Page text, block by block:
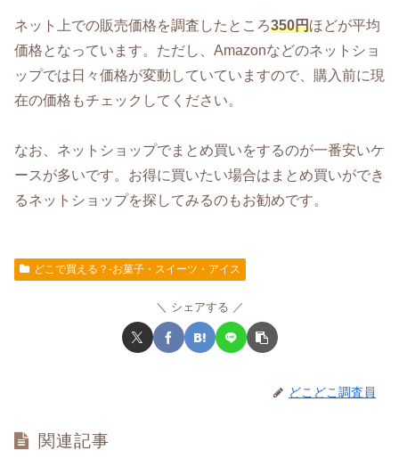
ネット上での販売価格を調査したところ350円ほどが平均
価格となっています。ただし、Amazonなどのネットショ
ップでは日々価格が変動していていますので、購入前に現
在の価格もチェックしてください。
なお、ネットショップでまとめ買いをするのが一番安いケ
ースが多いです。お得に買いたい場合はまとめ買いができ
るネットショップを探してみるのもお勧めです。
どこで買える？-お菓子・スイーツ・アイス
シェアする
どこどこ調査員
関連記事